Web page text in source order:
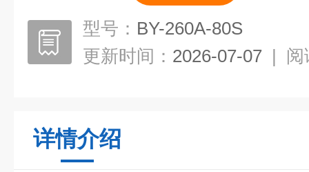
型号： BY-260A-80S
更新时间： 2026-07-07 | 阅
详情介绍